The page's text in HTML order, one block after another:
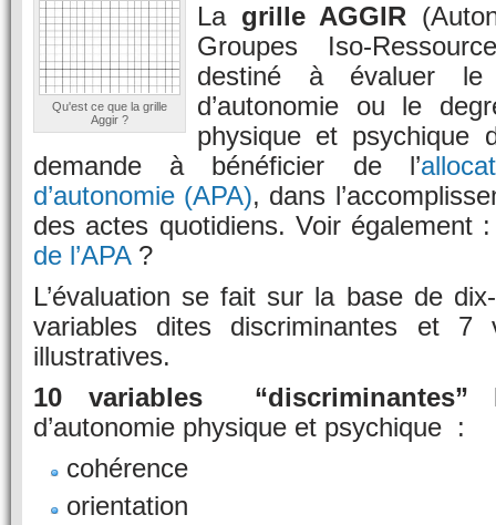
Qu'est ce que la grille
Aggir ?
La grille AGGIR
Groupes Iso-
destiné à évaluer
d’autonomie ou le
physique et psychique
demande à bénéficier de l’
d’autonomie (APA), dans
des actes quotidiens. Voir également
de l’APA?
L’évaluation se fait sur la base de
variables dites discriminantes et 7
illustratives.
10 variables “discriminantes”
d’autonomie physique et psychique :
cohérence
orientation